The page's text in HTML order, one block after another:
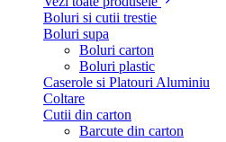
Boluri si cutii trestie
Boluri supa
Boluri carton
Boluri plastic
Caserole si Platouri Aluminiu
Coltare
Cutii din carton
Barcute din carton